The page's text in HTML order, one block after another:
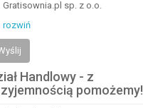
Gratisownia.pl sp. z o.o.
rozwiń
Handlowy - z
pomożemy!